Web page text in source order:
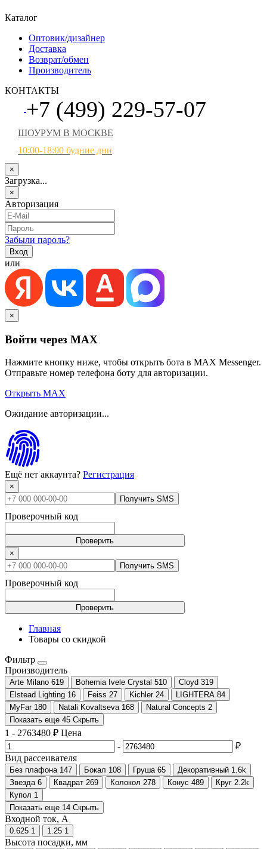
Каталог
Оптовик/дизайнер
Доставка
Возврат/обмен
Производитель
КОНТАКТЫ
+7 (499) 229-57-07
ШОУРУМ В МОСКВЕ
10:00-18:00 будние дни
×
Загрузка...
×
Авторизация
Забыли пароль?
или
×
Войти через MAX
Нажмите кнопку ниже, чтобы открыть бота в MAX Messenger.
Отправьте номер телефона боту для авторизации.
Открыть MAX
Ожидание авторизации...
Ещё нет аккаунта? Регистрация
×
Получить SMS
Проверочный код
Проверить
×
Получить SMS
Проверочный код
Проверить
Главная
Товары со скидкой
Фильтр
Производитель
Arte Milano 619 Bohemia Ivele Crystal 510 Cloyd 319
Elstead Lighting 16 Feiss 27 Kichler 24 LIGHTERA 84
MyFar 180 Natali Kovaltseva 168 Natural Concepts 2
Показать еще 45 Скрыть
1 - 2763480 ₽ Цена
-
₽
Вид рассеивателя
Без плафона 147 Бокал 108 Груша 65 Декоративный 1.6k
Звезда 6 Квадрат 269 Колокол 278 Конус 489 Круг 2.2k
Купол 1
Показать еще 14 Скрыть
Входной ток, А
0.625 1 1.25 1
Высота посадки, мм